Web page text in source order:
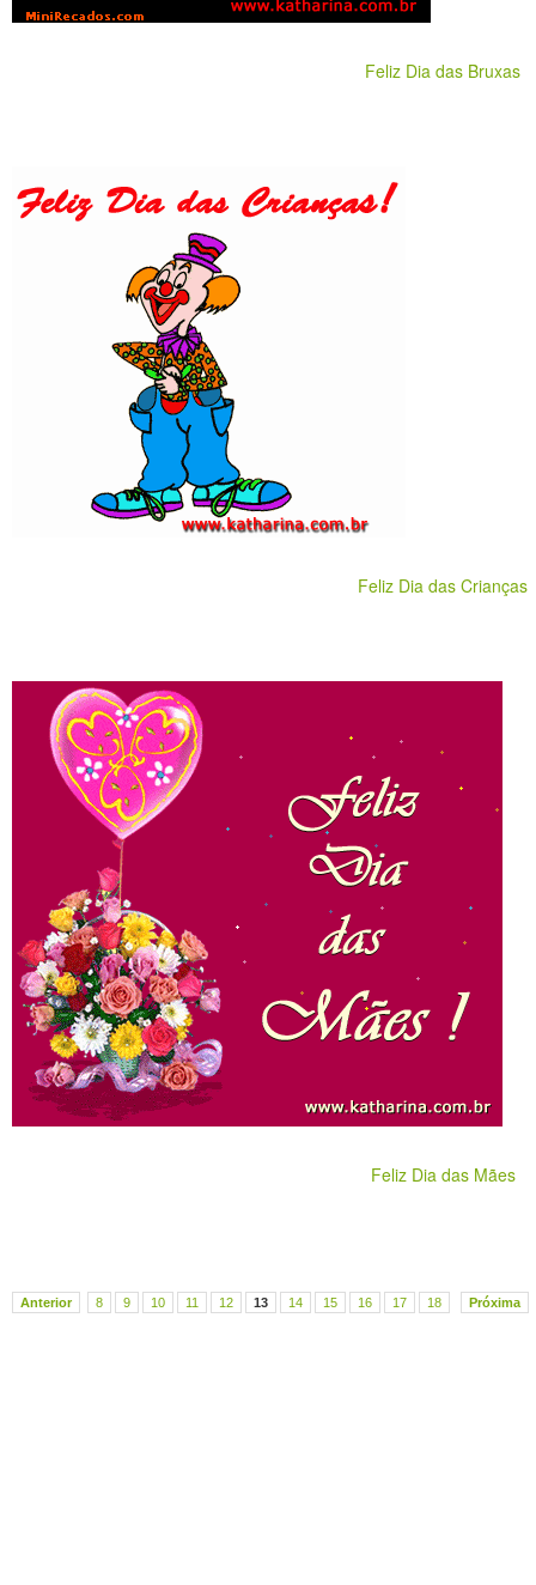
Feliz Dia das Bruxas
Feliz Dia das Crianças
Feliz Dia das Mães
Anterior 8 9 10 11 12 13 14 15 16 17 18 Próxima